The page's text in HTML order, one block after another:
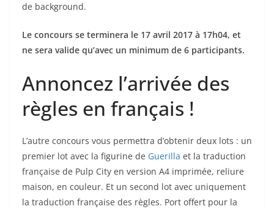
de background.
Le concours se terminera le 17 avril 2017 à 17h04, et
ne sera valide qu’avec un minimum de 6 participants.
Annoncez l’arrivée des
règles en français !
L’autre concours vous permettra d’obtenir deux lots : un
premier lot avec la figurine de Guerilla et la traduction
française de Pulp City en version A4 imprimée, reliure
maison, en couleur. Et un second lot avec uniquement
la traduction française des règles. Port offert pour la